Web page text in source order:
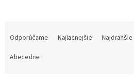
Odporúčame Najlacnejšie Najdrahšie
Abecedne